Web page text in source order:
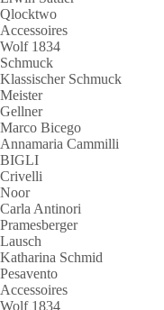
Qlocktwo
Accessoires
Wolf 1834
Schmuck
Klassischer Schmuck
Meister
Gellner
Marco Bicego
Annamaria Cammilli
BIGLI
Crivelli
Noor
Carla Antinori
Pramesberger
Lausch
Katharina Schmid
Pesavento
Accessoires
Wolf 1834